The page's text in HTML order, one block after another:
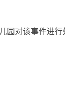
园对该事件进